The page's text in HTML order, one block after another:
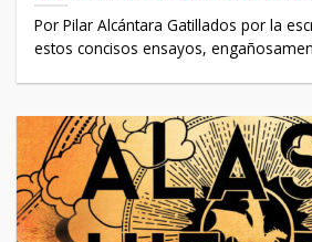
Por Pilar Alcántara Gatillados por la
estos concisos ensayos,